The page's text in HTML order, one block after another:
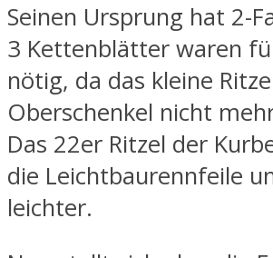
Seinen Ursprung hat 2-
3 Kettenblätter waren
nötig, da das kleine
Oberschenkel nicht
Das 22er Ritzel der
die Leichtbaurennfeile
leichter.